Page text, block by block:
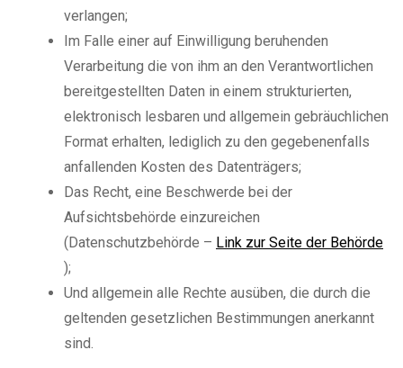
verlangen;
Im Falle einer auf Einwilligung beruhenden
Verarbeitung die von ihm an den Verantwortlichen
bereitgestellten Daten in einem strukturierten,
elektronisch lesbaren und allgemein gebräuchlichen
Format erhalten, lediglich zu den gegebenenfalls
anfallenden Kosten des Datenträgers;
Das Recht, eine Beschwerde bei der
Aufsichtsbehörde einzureichen
(Datenschutzbehörde – Link zur Seite der Behörde
);
Und allgemein alle Rechte ausüben, die durch die
geltenden gesetzlichen Bestimmungen anerkannt
sind.